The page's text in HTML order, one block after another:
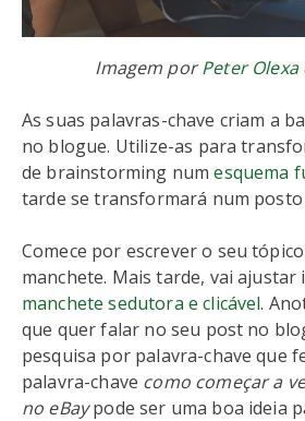
Imagem porPeter Olexa
As suas palavras-chave criam a
no blogue. Utilize-as para
de brainstorming numesquema
tarde se transformará num posto
Comece por escrever o seu
manchete. Mais tarde, vai
manchete sedutora e clicável.
que quer falar no seu post no
pesquisa por palavra-chave que
palavra-chave como começar a
no eBaypode ser uma boa ideia